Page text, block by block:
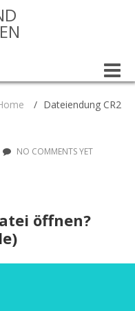
Toggle
/ Dateiendung CR2
NO COMMENTS YET
öffnen?